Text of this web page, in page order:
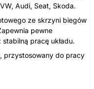
Audi, Seat, Skoda.
ze skrzyni biegów
pewne
stabilną pracę układu.
przystosowany do pracy